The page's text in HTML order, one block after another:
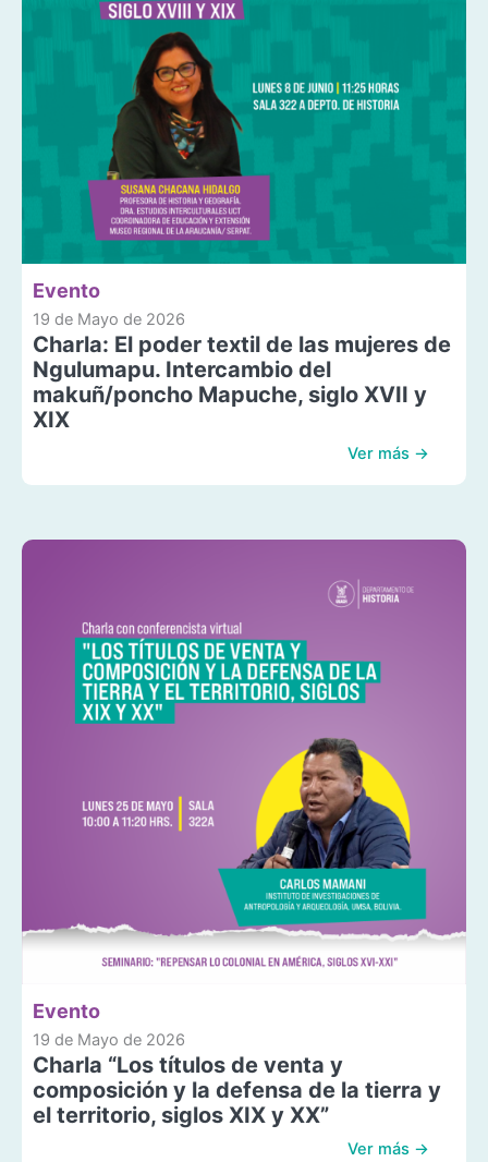
Evento
19 de Mayo de 2026
Charla: El poder textil de las mujeres de
Ngulumapu. Intercambio del
makuñ/poncho Mapuche, siglo XVII y
XIX
Ver más →
Evento
19 de Mayo de 2026
Charla “Los títulos de venta y
composición y la defensa de la tierra y
el territorio, siglos XIX y XX”
Ver más →